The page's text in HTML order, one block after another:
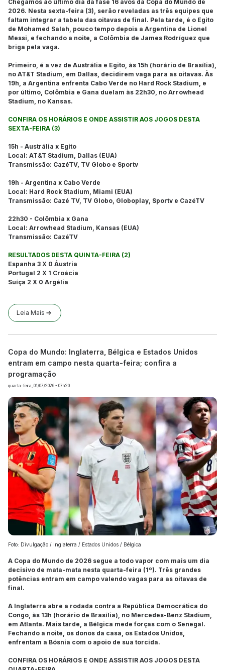
Chegamos ao último dia da fase 16 avos da Copa do Mundo de
2026. Nesta sexta-feira (3), serão reveladas as três equipes que
faltam integrar a tabela das oitavas de final. Pela tarde, é o Egito
de Mohamed Salah, pouco tempo depois a Argentina de Lionel
Messi, e fechando a noite, a Colômbia de James Rodríguez que
briga pela vaga.
Primeiro, é a vez de Austrália e Egito, às 15h (horário de Brasília),
no AT&T Stadium, em Dallas, decidirem vaga para as oitavas. Às
19h, a Argentina enfrenta Cabo Verde no Hard Rock Stadium, e
por último, Colômbia e Gana duelam às 22h30, no Arrowhead
Stadium, no Kansas.
CONFIRA OS HORÁRIOS E ONDE ASSISTIR AOS JOGOS DESTA
SEXTA-FEIRA (3)
15h - Austrália x Egito
Local: AT&T Stadium, Dallas (EUA)
Transmissão: CazéTV, TV Globo e Sportv
19h - Argentina x Cabo Verde
Local: Hard Rock Stadium, Miami (EUA)
Transmissão: Cazé TV, TV Globo, Globoplay, Sportv e CazéTV
22h30 - Colômbia x Gana
Local: Arrowhead Stadium, Kansas (EUA)
Transmissão: CazéTV
RESULTADOS DESTA QUINTA-FEIRA (2)
Espanha 3 X 0 Áustria
Portugal 2 X 1 Croácia
Suíça 2 X 0 Argélia
Leia Mais
Copa do Mundo: Inglaterra, Bélgica e Estados Unidos
entram em campo nesta quarta-feira; confira a
programação
quarta-feira, 01/07/2026 - 07h20
Foto: Divulgação / Inglaterra / Estados Unidos / Bélgica
A Copa do Mundo de 2026 segue a todo vapor com mais um dia
decisivo de mata-mata nesta quarta-feira (1º). Três grandes
potências entram em campo valendo vagas para as oitavas de
final.
A Inglaterra abre a rodada contra a República Democrática do
Congo, às 13h (horário de Brasília), no Mercedes-Benz Stadium,
em Atlanta. Mais tarde, a Bélgica mede forças com o Senegal.
Fechando a noite, os donos da casa, os Estados Unidos,
enfrentam a Bósnia com o apoio de sua torcida.
CONFIRA OS HORÁRIOS E ONDE ASSISTIR AOS JOGOS DESTA